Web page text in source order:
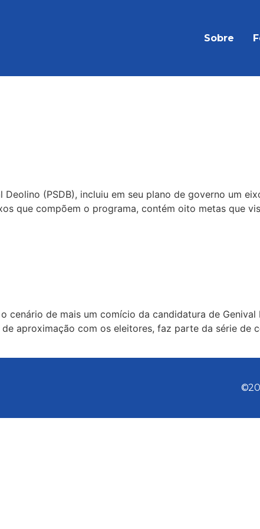
Sobre
(PSDB), incluiu em seu plano de governo um
que compõem o programa, contém oito metas que
cenário de mais um comício da candidatura de Genival
aproximação com os eleitores, faz parte da série de